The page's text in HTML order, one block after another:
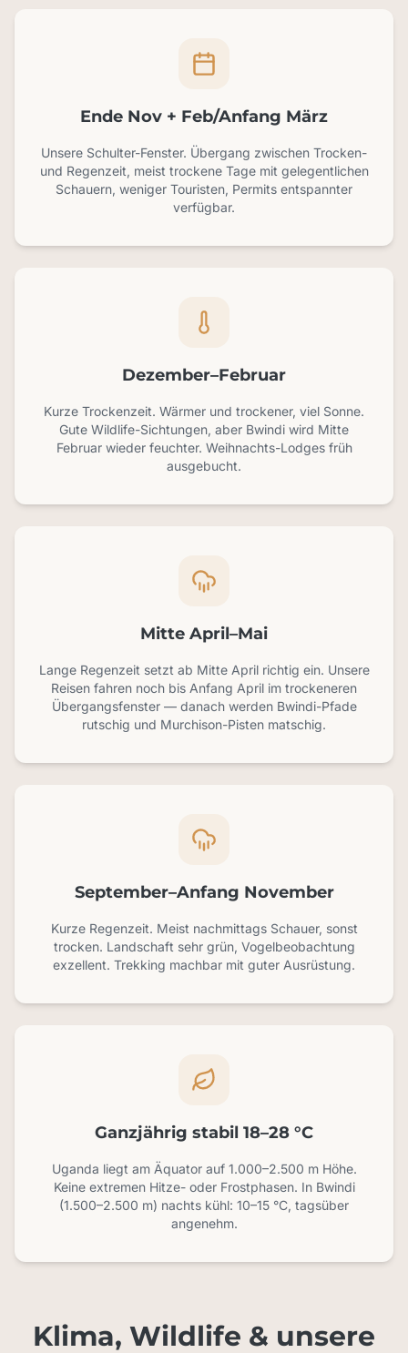
Ende Nov + Feb/Anfang März
Unsere Schulter-Fenster. Übergang zwischen Trocken-
und Regenzeit, meist trockene Tage mit gelegentlichen
Schauern, weniger Touristen, Permits entspannter
verfügbar.
Dezember–Februar
Kurze Trockenzeit. Wärmer und trockener, viel Sonne.
Gute Wildlife-Sichtungen, aber Bwindi wird Mitte
Februar wieder feuchter. Weihnachts-Lodges früh
ausgebucht.
Mitte April–Mai
Lange Regenzeit setzt ab Mitte April richtig ein. Unsere
Reisen fahren noch bis Anfang April im trockeneren
Übergangsfenster — danach werden Bwindi-Pfade
rutschig und Murchison-Pisten matschig.
September–Anfang November
Kurze Regenzeit. Meist nachmittags Schauer, sonst
trocken. Landschaft sehr grün, Vogelbeobachtung
exzellent. Trekking machbar mit guter Ausrüstung.
Ganzjährig stabil 18–28 °C
Uganda liegt am Äquator auf 1.000–2.500 m Höhe.
Keine extremen Hitze- oder Frostphasen. In Bwindi
(1.500–2.500 m) nachts kühl: 10–15 °C, tagsüber
angenehm.
Klima, Wildlife & unsere